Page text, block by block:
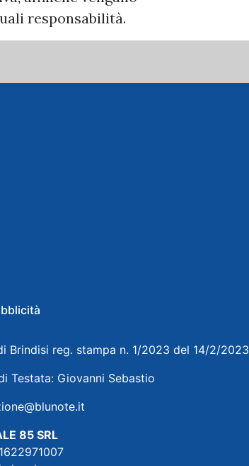
responsabilità.
Brindisi reg. stampa n. 1/2023 del 14/2/2023
Testata: Giovanni Sebastio
85 SRL